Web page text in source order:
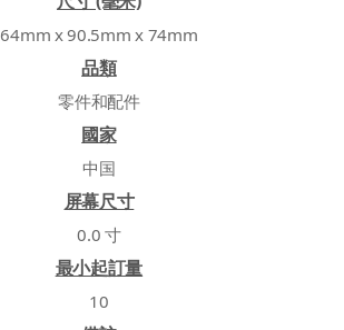
64mm x 90.5mm x 74mm
品類
零件和配件
國家
中国
屏幕尺寸
0.0 寸
最小起訂量
10